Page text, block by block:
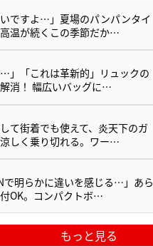
いですよ…」夏場のパンパンタイ
温が続くこの季節だか…
…」「これは革新的」リュックの
消！ 幅広いバッグに…
て街着でも使えて、炎天下のガ
しく乗り切れる。ワー…
で明らかに違いを感じる…」あら
OK。コンパクトボ…
もっと見る